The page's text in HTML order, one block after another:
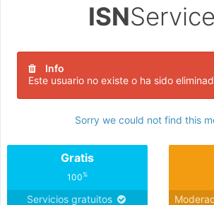
ISN
Info
Este usuario no existe o ha sido
Sorry we could not find this
Gratis
100%
Servicios gratuitos